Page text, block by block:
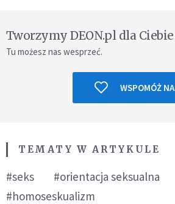
Tworzymy DEON.pl dla Ciebie
Tu możesz nas wesprzeć.
WSPOMÓŻ
TEMATY W ARTYKULE
#seks
#orientacja seksualna
#homoseskualizm